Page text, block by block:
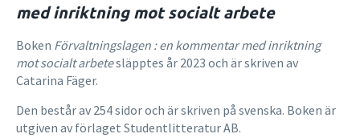
med inriktning mot socialt arbete
Boken Förvaltningslagen : en kommentar med inriktning
mot socialt arbetesläpptes år 2023 och är skriven av
Catarina Fäger.
Den består av 254 sidor och är skriven på svenska. Boken är
utgiven av förlaget Studentlitteratur AB.